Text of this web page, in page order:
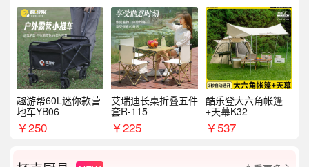
趣游帮60L迷你款营
地车YB06
￥250
艾瑞迪长桌折叠五件
套R-115
￥225
酷乐登大六角帐篷
+天幕K32
￥537